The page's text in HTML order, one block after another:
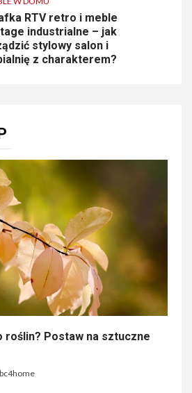
RTV retro i meble
industrialne – jak
stylowy salon i
z charakterem?
roślin? Postaw na sztuczne